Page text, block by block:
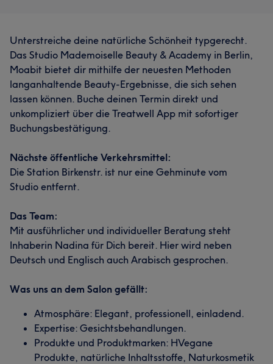
Unterstreiche deine natürliche Schönheit typgerecht.
Das Studio Mademoiselle Beauty & Academy in Berlin,
Moabit bietet dir mithilfe der neuesten Methoden
langanhaltende Beauty-Ergebnisse, die sich sehen
lassen können. Buche deinen Termin direkt und
unkompliziert über die Treatwell App mit sofortiger
Buchungsbestätigung.
Nächste öffentliche Verkehrsmittel:
Die Station Birkenstr. ist nur eine Gehminute vom
Studio entfernt.
Das Team:
Mit ausführlicher und individueller Beratung steht
Inhaberin Nadina für Dich bereit. Hier wird neben
Deutsch und Englisch auch Arabisch gesprochen.
Was uns an dem Salon gefällt:
Atmosphäre: Elegant, professionell, einladend.
Expertise: Gesichtsbehandlungen.
Produkte und Produktmarken: HVegane
Produkte, natürliche Inhaltsstoffe, Naturkosmetik